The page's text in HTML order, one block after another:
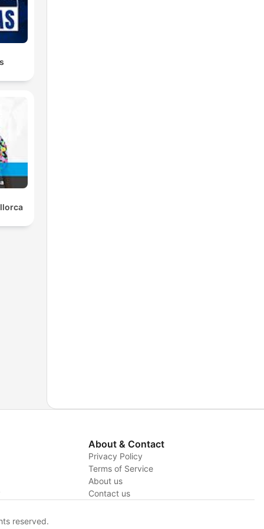
About & Contact
Privacy Policy
Terms of Service
About us
Contact us
reserved.